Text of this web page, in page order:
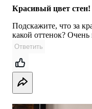
Красивый цвет стен!
Подскажите, что за
какой оттенок? Очень
Ответить